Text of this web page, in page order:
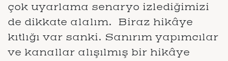
çok uyarlama senaryo izlediğimizi
de dikkate alalım. Biraz hikâye
kıtlığı var sanki. Sanırım yapımcılar
ve kanallar alışılmış bir hikâye